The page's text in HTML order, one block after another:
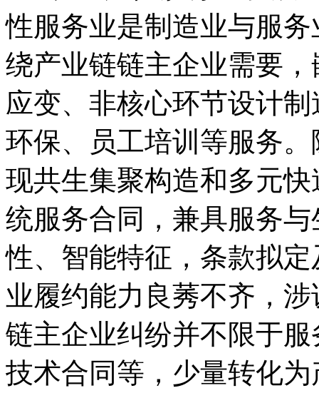
性服务业是制造业与服
绕产业链链主企业需要
应变、非核心环节设计
环保、员工培训等服务
现共生集聚构造和多元
统服务合同，兼具服务
性、智能特征，条款拟
业履约能力良莠不齐，
链主企业纠纷并不限于
技术合同等，少量转化